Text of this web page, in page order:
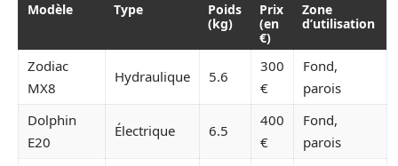
Modèle Type
Poids
(kg)
Prix
(en
€)
Zone
d’utilisation
Zodiac
MX8
Hydraulique 5.6
300
€
Fond,
parois
Dolphin
E20
Électrique 6.5
400
€
Fond,
parois